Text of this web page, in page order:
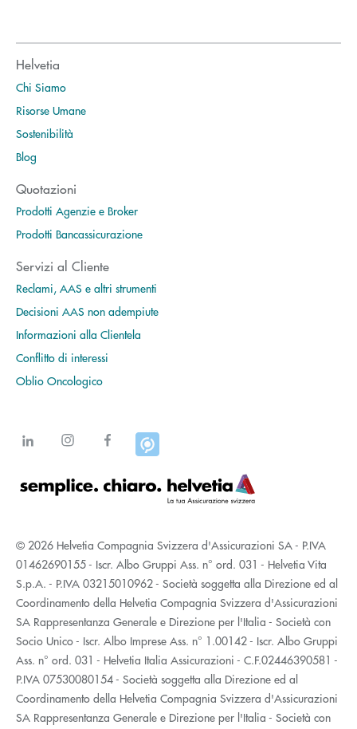
Helvetia
Chi Siamo
Risorse Umane
Sostenibilità
Blog
Quotazioni
Prodotti Agenzie e Broker
Prodotti Bancassicurazione
Servizi al Cliente
Reclami, AAS e altri strumenti
Decisioni AAS non adempiute
Informazioni alla Clientela
Conflitto di interessi
Oblio Oncologico
© 2026 Helvetia Compagnia Svizzera d'Assicurazioni SA - P.IVA
01462690155 - Iscr. Albo Gruppi Ass. n° ord. 031 - Helvetia Vita
S.p.A. - P.IVA 03215010962 - Società soggetta alla Direzione ed al
Coordinamento della Helvetia Compagnia Svizzera d'Assicurazioni
SA Rappresentanza Generale e Direzione per l'Italia - Società con
Socio Unico - Iscr. Albo Imprese Ass. n° 1.00142 - Iscr. Albo Gruppi
Ass. n° ord. 031 - Helvetia Italia Assicurazioni - C.F.02446390581 -
P.IVA 07530080154 - Società soggetta alla Direzione ed al
Coordinamento della Helvetia Compagnia Svizzera d'Assicurazioni
SA Rappresentanza Generale e Direzione per l'Italia - Società con